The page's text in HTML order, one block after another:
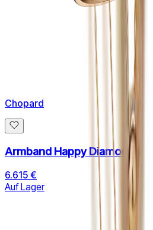
Chopard
Armband Happy Diamonds
6.615 €
Auf Lager